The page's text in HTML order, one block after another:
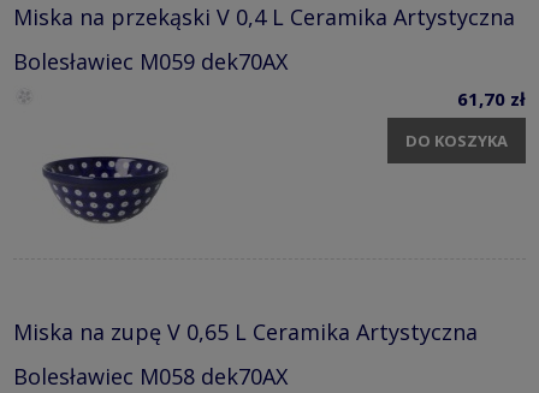
Miska na przekąski V 0,4 L Ceramika Artystyczna
Bolesławiec M059 dek70AX
61,70 zł
DO KOSZYKA
Miska na zupę V 0,65 L Ceramika Artystyczna
Bolesławiec M058 dek70AX